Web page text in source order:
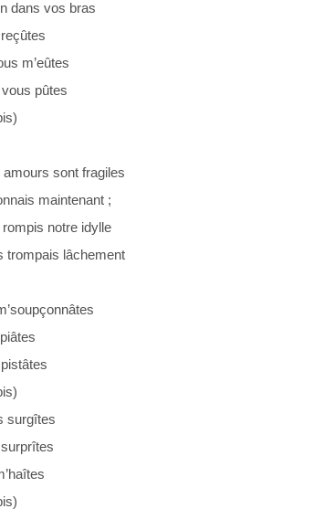
dans vos bras
m’eûtes
pûtes
amours sont fragiles
maintenant ;
rompis notre idylle
trompais lâchement
surgîtes